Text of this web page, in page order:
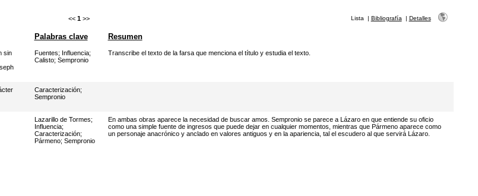
<< 1 >> Lista | Bibliografía | Detalles
Palabras clave Resumen
sin
Fuentes; Influencia;
Calisto; Sempronio
Transcribe el texto de la farsa que menciona el título y estudia el texto.
Caracterización;
Sempronio
Lazarillo de Tormes;
Influencia;
Caracterización;
Pármeno; Sempronio
En ambas obras aparece la necesidad de buscar amos. Sempronio se parece a Lázaro en que entiende su oficio
como una simple fuente de ingresos que puede dejar en cualquier momentos, mientras que Pármeno aparece como
un personaje anacrónico y anclado en valores antiguos y en la apariencia, tal el escudero al que servirá Lázaro.